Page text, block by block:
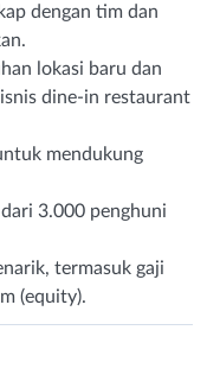
dengan tim dan
lokasi baru dan
dine-in restaurant
mendukung
3.000 penghuni
termasuk gaji
(equity).